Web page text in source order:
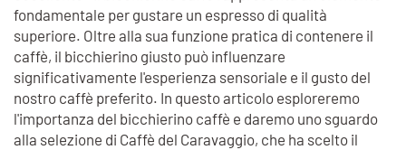
fondamentale per gustare un espresso di qualità
superiore. Oltre alla sua funzione pratica di contenere il
caffè, il bicchierino giusto può influenzare
significativamente l'esperienza sensoriale e il gusto del
nostro caffè preferito. In questo articolo esploreremo
l'importanza del bicchierino caffè e daremo uno sguardo
alla selezione di Caffè del Caravaggio, che ha scelto il